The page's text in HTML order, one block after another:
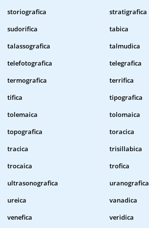
storiografica
stratigrafica
sudorifica
tabica
talassografica
talmudica
telefotografica
telegrafica
termografica
terrifica
tifica
tipografica
tolemaica
tolomaica
topografica
toracica
tracica
trisillabica
trocaica
trofica
ultrasonografica
uranografica
ureica
vanadica
venefica
veridica